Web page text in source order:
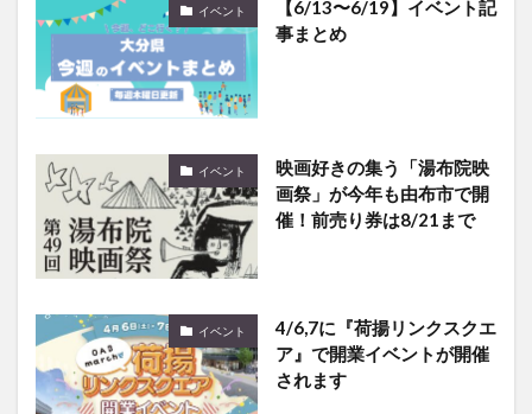
イベント
【6/13〜6/19】イベント記
事まとめ
イベント
映画好きの集う「湯布院映
画祭」が今年も由布市で開
催！前売り券は8/21まで
イベント
4/6,7に『荷揚リンクスクエ
ア』で開業イベントが開催
されます